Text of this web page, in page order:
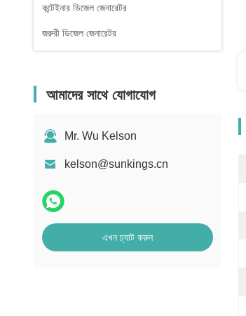
কন্টেইনার ডিজেল জেনারেটর
জরুরী ডিজেল জেনারেটর
আমাদের সাথে যোগাযোগ
Mr. Wu Kelson
kelson@sunkings.cn
এখন চ্যাট করুন